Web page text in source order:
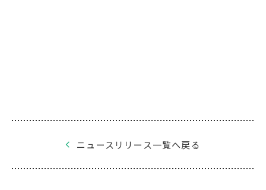
ニュースリリース一覧へ戻る